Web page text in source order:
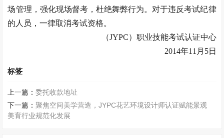
场管理，强化现场督考，杜绝舞弊行为。对于违反考试纪律
的人员，一律取消考试资格。
（JYPC）职业技能考试认证中心
2014年11月5日
标签
上一篇：委托收款地址
下一篇：聚焦空间美学营造，JYPC花艺环境设计师认证赋能景观
美育行业规范化发展